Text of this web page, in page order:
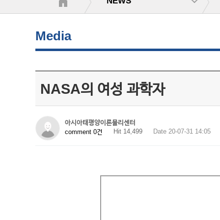
Media
NASA의 여성 과학자
아시아태평양이론물리센터
comment 0건
Hit 14,499 Date 20-07-31 14:05